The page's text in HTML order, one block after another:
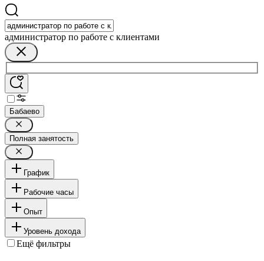
администратор по работе с клиентами
Бабаево
Полная занятость
График
Рабочие часы
Опыт
Уровень дохода
Ещё фильтры